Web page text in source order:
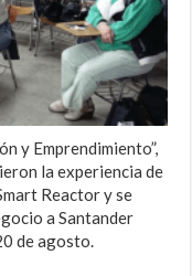
y Emprendimiento”,
la experiencia de
Reactor y se
a Santander
de agosto.